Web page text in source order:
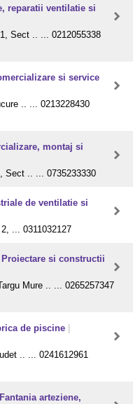
reparatii ventilatie si
Sect .. ... 0212055338
si service
.. ... 0213228430
montaj si
Sect .. ... 0735233330
de ventilatie si
... 0311032127
Proiectare si constructii
Mure .. ... 0265257347
de piscine
.. ... 0241612961
arteziene,